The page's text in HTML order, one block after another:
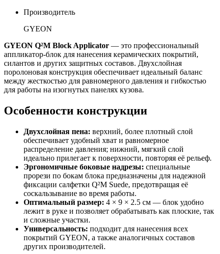
Производитель
GYEON
GYEON Q²M Block Applicator — это профессиональный
аппликатор-блок для нанесения керамических покрытий,
силантов и других защитных составов. Двухслойная
поролоновая конструкция обеспечивает идеальный баланс
между жесткостью для равномерного давления и гибкостью
для работы на изогнутых панелях кузова.
Особенности конструкции
Двухслойная пена: верхний, более плотный слой
обеспечивает удобный хват и равномерное
распределение давления; нижний, мягкий слой
идеально прилегает к поверхности, повторяя её рельеф.
Эргономичные боковые надрезы: специальные
прорези по бокам блока предназначены для надежной
фиксации салфетки Q²M Suede, предотвращая её
соскальзывание во время работы.
Оптимальный размер: 4 × 9 × 2.5 см — блок удобно
лежит в руке и позволяет обрабатывать как плоские, так
и сложные участки.
Универсальность: подходит для нанесения всех
покрытий GYEON, а также аналогичных составов
других производителей.